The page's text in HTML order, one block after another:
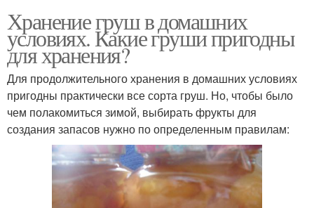
Хранение груш в домашних
условиях. Какие груши пригодны
для хранения?
Для продолжительного хранения в домашних условиях
пригодны практически все сорта груш. Но, чтобы было
чем полакомиться зимой, выбирать фрукты для
создания запасов нужно по определенным правилам: